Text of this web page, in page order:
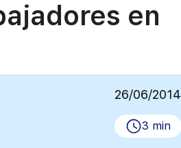
en
26/06/2014
3 min